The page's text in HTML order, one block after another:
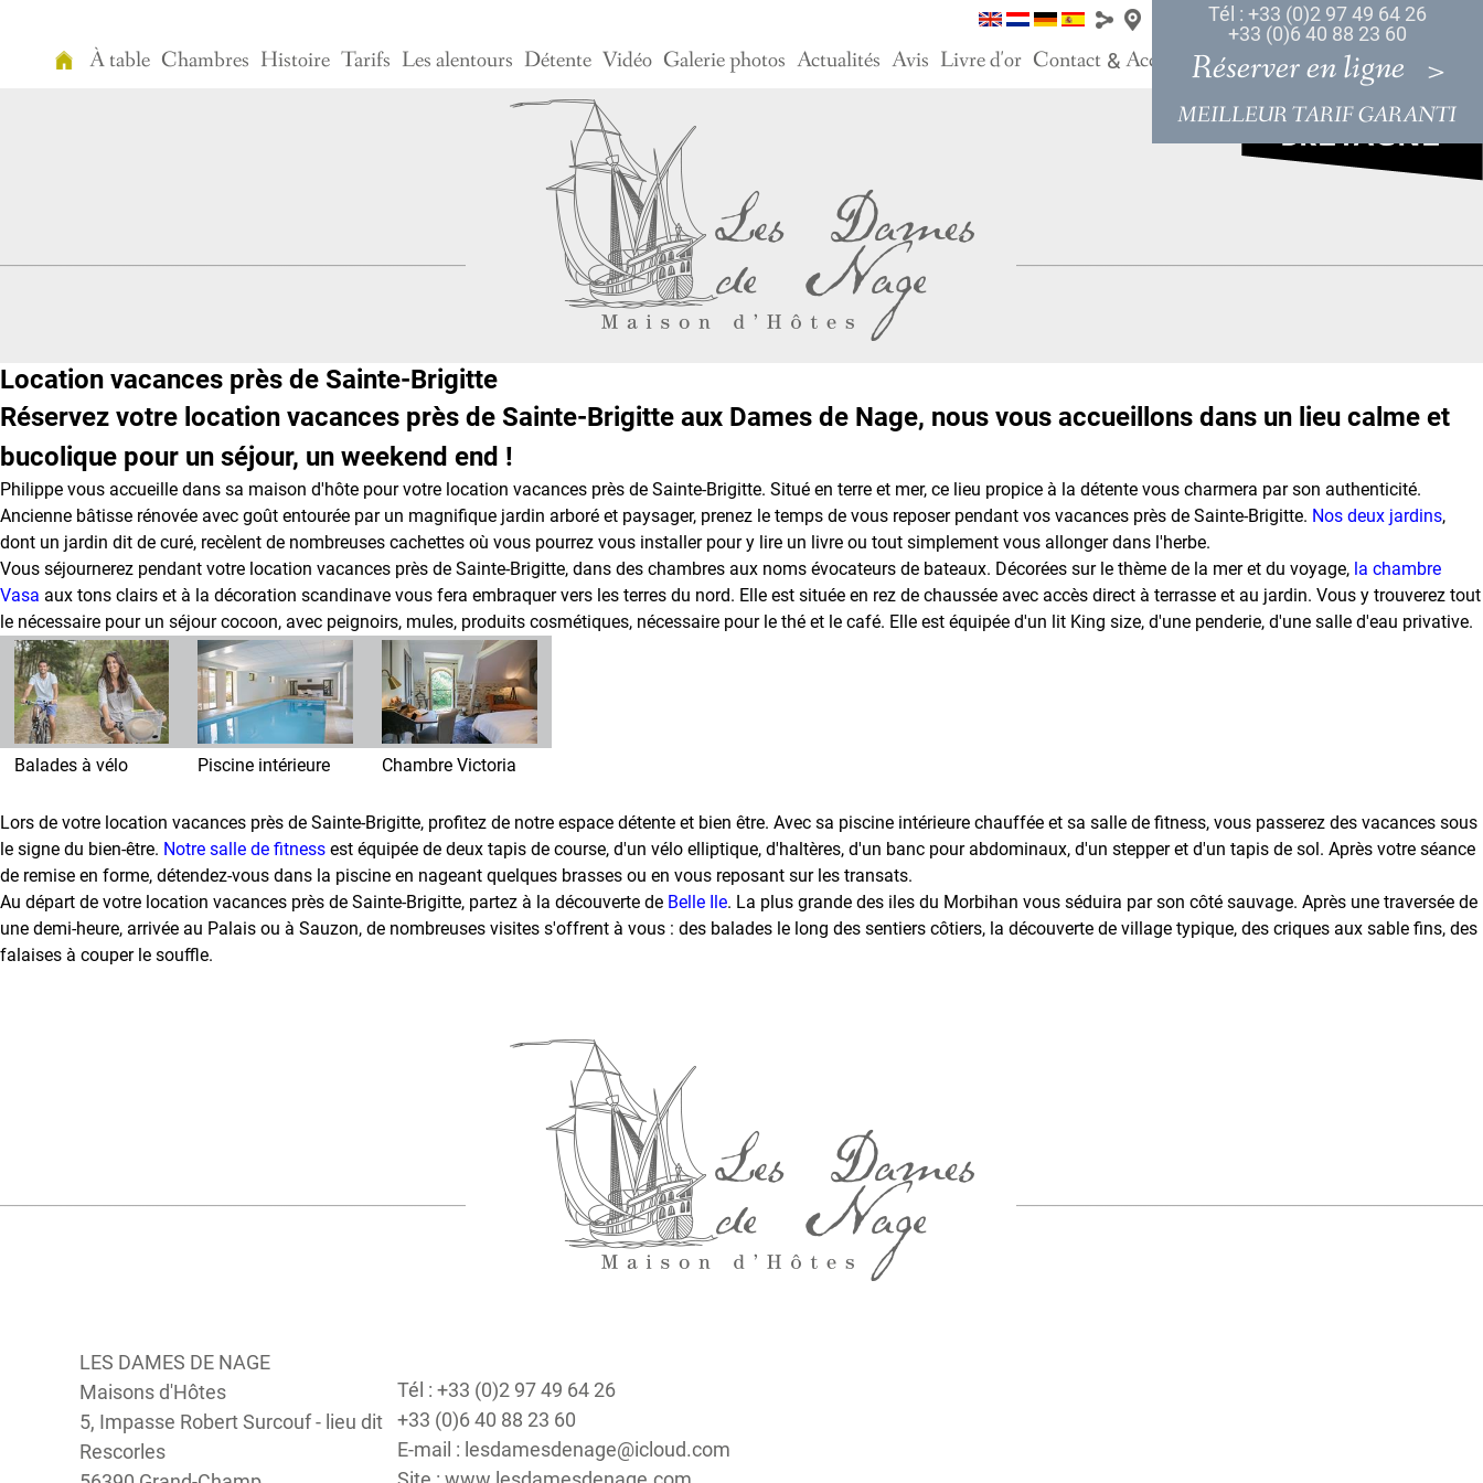
Les
Détente
Vidéo
Galerie
photos
Actualités
Actualités
de
la
maison
d'hôte
Accès
Avis
Livre
d'or
À table Chambres Histoire Tarifs Les alentours Détente Vidéo Galerie photos Actualités Avis Livre d'or Contact & Accès
Tél : +33 (0)2 97 49 64 26
+33 (0)6 40 88 23 60
Réserver en ligne
MEILLEUR TARIF GARANTI
Location vacances près de Sainte-Brigitte
Réservez votre location vacances près de Sainte-Brigitte aux Dames de Nage, nous vous accueillons dans un lieu calme et
bucolique pour un séjour, un weekend end !
Philippe vous accueille dans sa maison d'hôte pour votre location vacances près de Sainte-Brigitte. Situé en terre et mer, ce lieu propice à la détente vous charmera par son authenticité.
Ancienne bâtisse rénovée avec goût entourée par un magnifique jardin arboré et paysager, prenez le temps de vous reposer pendant vos vacances près de Sainte-Brigitte. Nos deux jardins,
dont un jardin dit de curé, recèlent de nombreuses cachettes où vous pourrez vous installer pour y lire un livre ou tout simplement vous allonger dans l'herbe.
Vous séjournerez pendant votre location vacances près de Sainte-Brigitte, dans des chambres aux noms évocateurs de bateaux. Décorées sur le thème de la mer et du voyage, la chambre
Vasa aux tons clairs et à la décoration scandinave vous fera embraquer vers les terres du nord. Elle est située en rez de chaussée avec accès direct à terrasse et au jardin. Vous y trouverez tout
le nécessaire pour un séjour cocoon, avec peignoirs, mules, produits cosmétiques, nécessaire pour le thé et le café. Elle est équipée d'un lit King size, d'une penderie, d'une salle d'eau privative.
Balades à vélo Piscine intérieure Chambre Victoria
Lors de votre location vacances près de Sainte-Brigitte, profitez de notre espace détente et bien être. Avec sa piscine intérieure chauffée et sa salle de fitness, vous passerez des vacances sous
le signe du bien-être. Notre salle de fitness est équipée de deux tapis de course, d'un vélo elliptique, d'haltères, d'un banc pour abdominaux, d'un stepper et d'un tapis de sol. Après votre séance
de remise en forme, détendez-vous dans la piscine en nageant quelques brasses ou en vous reposant sur les transats.
Au départ de votre location vacances près de Sainte-Brigitte, partez à la découverte de Belle Ile. La plus grande des iles du Morbihan vous séduira par son côté sauvage. Après une traversée de
une demi-heure, arrivée au Palais ou à Sauzon, de nombreuses visites s'offrent à vous : des balades le long des sentiers côtiers, la découverte de village typique, des criques aux sable fins, des
falaises à couper le souffle.
LES DAMES DE NAGE
Maisons d'Hôtes
5, Impasse Robert Surcouf - lieu dit
Rescorles
Tél : +33 (0)2 97 49 64 26
+33 (0)6 40 88 23 60
E-mail : lesdamesdenage@icloud.com